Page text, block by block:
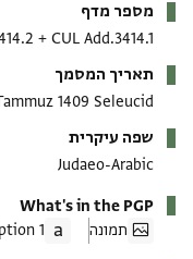
מספר מדף
CUL Add.3414.1
+
תאריך המסמך
1409 Seleucid
שפה עיקרית
Judaeo-Arabic
What's in the PGP
תמונה
1 Transcription